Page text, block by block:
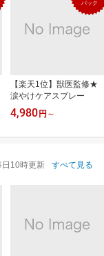
バック
【楽天1位】獣医監修★
涙やけケアスプレー
4,980 円 ～
日10時更新 すべて見る